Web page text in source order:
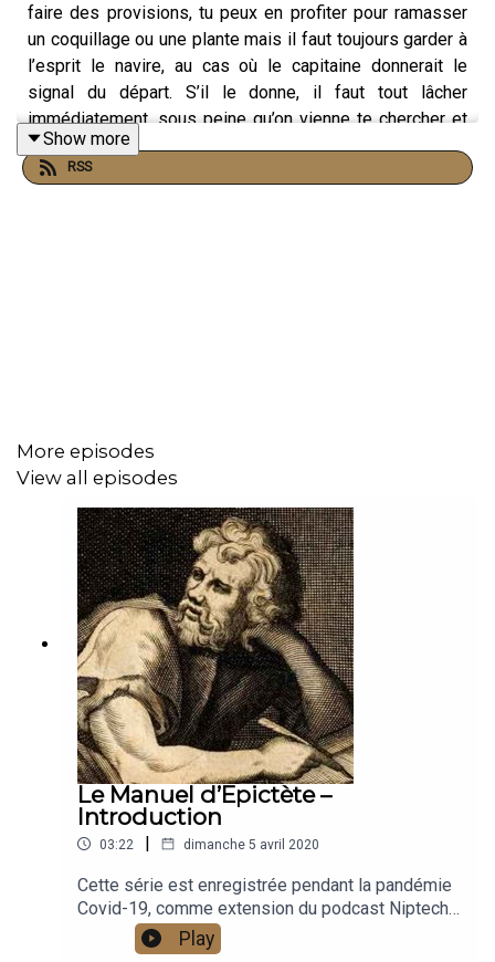
faire des provisions, tu peux en profiter pour ramasser
un coquillage ou une plante mais il faut toujours garder à
l’esprit le navire, au cas où le capitaine donnerait le
signal du départ. S’il le donne, il faut tout lâcher
immédiatement, sous peine qu’on vienne te chercher et
qu’on te jette comme du bétail dans la bateau. La vie est
identique. Si au lieu d’un coquillage ou d’une plante, tu as
Show more
RSS
More episodes
View all episodes
Le Manuel d’Epictète –
Introduction
03:22 | dimanche 5 avril 2020
Cette série est enregistrée pendant la pandémie
Covid-19, comme extension du podcast Niptech.
Pendant les dix ans d'existence de Niptech, nous
avons répété inlassablement qu'il fallait toujours
Play